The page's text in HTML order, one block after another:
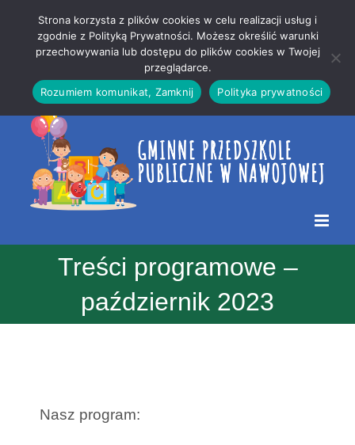
treści
strony
Treści programowe –
październik 2023
Nasz program:
Strona korzysta z plików cookies w celu realizacji usług i
zgodnie z Polityką Prywatności. Możesz określić warunki
przechowywania lub dostępu do plików cookies w Twojej
przeglądarce.
Rozumiem komunikat, Zamknij
Polityka prywatności